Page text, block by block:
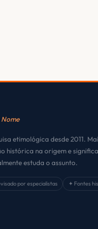
etimológica desde 2011.
histórica na origem e
estuda o assunto.
por especialistas
✦ Fontes